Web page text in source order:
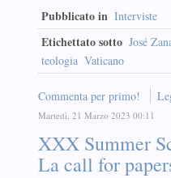
Pubblicato in Interviste
Etichettato sotto José
teologia Vaticano
Commenta per primo!
Martedì, 21 Marzo 2023 00:11
XXX Summer
La call for